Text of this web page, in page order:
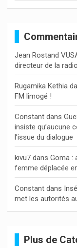
h
e
r
Jean Rostand
directeur de la
Rugamika Kethia
FM limogé !
Constant dans
insiste qu’aucune
l’issue du dialogue
kivu7 dans Goma :
femme déplacée
Constant dans
met les autorités
Plus de